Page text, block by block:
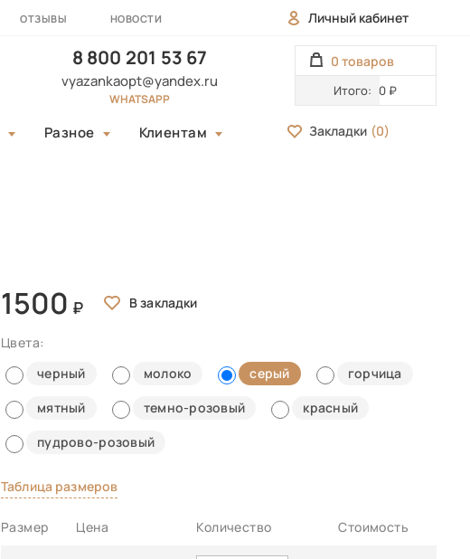
ОТЗЫВЫ НОВОСТИ Личный кабинет
8 800 201 53 67
vyazankaopt@yandex.ru
WHATSAPP
0 товаров
Итого: 0 ₽
Разное Клиентам Закладки (0)
1500
Цвета:
черный
молоко серый
горчица
мятный
темно-розовый
красный
пудрово-розовый
Таблица размеров
Размер Цена Количество Стоимость